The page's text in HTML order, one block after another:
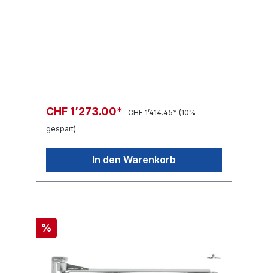
CHF 1’273.00* CHF 1’414.45* (10%
gespart)
In den Warenkorb
%